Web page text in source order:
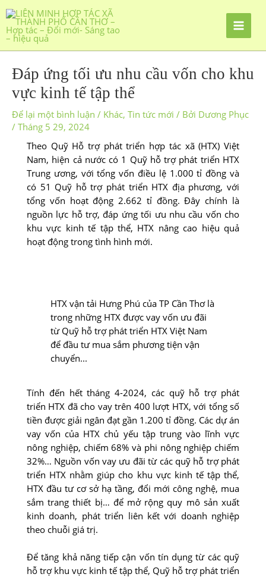
Ðáp ứng tối ưu nhu cầu vốn cho khu
vực kinh tế tập thể
Để lại một bình luận / Khác, Tin tức mới / Bởi Dương Phục
/ Tháng 5 29, 2024
Theo Quỹ Hỗ trợ phát triển hợp tác xã (HTX) Việt
Nam, hiện cả nước có 1 Quỹ hỗ trợ phát triển HTX
Trung ương, với tổng vốn điều lệ 1.000 tỉ đồng và
có 51 Quỹ hỗ trợ phát triển HTX địa phương, với
tổng vốn hoạt động 2.662 tỉ đồng. Ðây chính là
nguồn lực hỗ trợ, đáp ứng tối ưu nhu cầu vốn cho
khu vực kinh tế tập thể, HTX nâng cao hiệu quả
hoạt động trong tình hình mới.
HTX vận tải Hưng Phú của TP Cần Thơ là
trong những HTX được vay vốn ưu đãi
từ Quỹ hỗ trợ phát triển HTX Việt Nam
để đầu tư mua sắm phương tiện vận
chuyển...
Tính đến hết tháng 4-2024, các quỹ hỗ trợ phát
triển HTX đã cho vay trên 400 lượt HTX, với tổng số
tiền được giải ngân đạt gần 1.200 tỉ đồng. Các dự án
vay vốn của HTX chủ yếu tập trung vào lĩnh vực
nông nghiệp, chiếm 68% và phi nông nghiệp chiếm
32%… Nguồn vốn vay ưu đãi từ các quỹ hỗ trợ phát
triển HTX nhằm giúp cho khu vực kinh tế tập thể,
HTX đầu tư cơ sở hạ tầng, đổi mới công nghệ, mua
sắm trang thiết bị… để mở rộng quy mô sản xuất
kinh doanh, phát triển liên kết với doanh nghiệp
theo chuỗi giá trị.
Ðể tăng khả năng tiếp cận vốn tín dụng từ các quỹ
hỗ trợ khu vực kinh tế tập thể, Quỹ hỗ trợ phát triển